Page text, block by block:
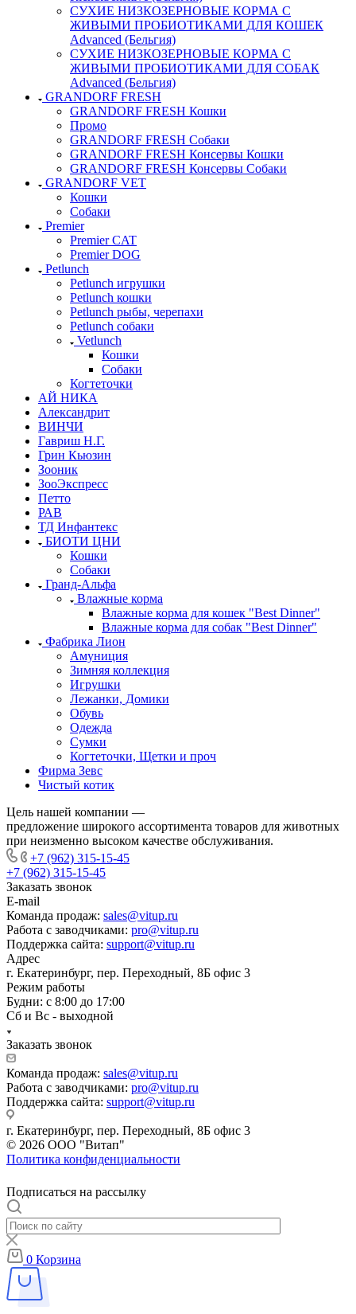
СУХИЕ НИЗКОЗЕРНОВЫЕ КОРМА С
ЖИВЫМИ ПРОБИОТИКАМИ ДЛЯ КОШЕК
Advanced (Бельгия)
СУХИЕ НИЗКОЗЕРНОВЫЕ КОРМА С
ЖИВЫМИ ПРОБИОТИКАМИ ДЛЯ СОБАК
Advanced (Бельгия)
GRANDORF FRESH
GRANDORF FRESH Кошки
Промо
GRANDORF FRESH Собаки
GRANDORF FRESH Консервы Кошки
GRANDORF FRESH Консервы Собаки
GRANDORF VET
Кошки
Собаки
Premier
Premier CAT
Premier DOG
Petlunch
Petlunch игрушки
Petlunch кошки
Petlunch рыбы, черепахи
Petlunch собаки
Vetlunch
Кошки
Собаки
Когтеточки
АЙ НИКА
Александрит
ВИНЧИ
Гавриш Н.Г.
Грин Кьюзин
Зооник
ЗооЭкспресс
Петто
РАВ
ТД Инфантекс
БИОТИ ЦНИ
Кошки
Собаки
Гранд-Альфа
Влажные корма
Влажные корма для кошек "Best Dinner"
Влажные корма для собак "Best Dinner"
Фабрика Лион
Амуниция
Зимняя коллекция
Игрушки
Лежанки, Домики
Обувь
Одежда
Сумки
Когтеточки, Щетки и проч
Фирма Зевс
Чистый котик
Цель нашей компании —
предложение широкого ассортимента товаров для животных
при неизменно высоком качестве обслуживания.
+7 (962) 315-15-45
+7 (962) 315-15-45
Заказать звонок
E-mail
Команда продаж: sales@vitup.ru
Работа с заводчиками: pro@vitup.ru
Поддержка сайта: support@vitup.ru
Адрес
г. Екатеринбург, пер. Переходный, 8Б офис 3
Режим работы
Будни: с 8:00 до 17:00
Сб и Вс - выходной
Заказать звонок
Команда продаж: sales@vitup.ru
Работа с заводчиками: pro@vitup.ru
Поддержка сайта: support@vitup.ru
г. Екатеринбург, пер. Переходный, 8Б офис 3
© 2026 ООО "Витап"
Политика конфиденциальности
Подписаться на рассылку
0 Корзина